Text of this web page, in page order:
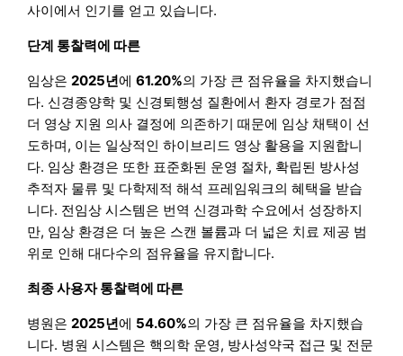
사이에서 인기를 얻고 있습니다.
단계 통찰력에 따른
임상은2025년에61.20%의 가장 큰 점유율을 차지했습니
다. 신경종양학 및 신경퇴행성 질환에서 환자 경로가 점점
더 영상 지원 의사 결정에 의존하기 때문에 임상 채택이 선
도하며, 이는 일상적인 하이브리드 영상 활용을 지원합니
다. 임상 환경은 또한 표준화된 운영 절차, 확립된 방사성
추적자 물류 및 다학제적 해석 프레임워크의 혜택을 받습
니다. 전임상 시스템은 번역 신경과학 수요에서 성장하지
만, 임상 환경은 더 높은 스캔 볼륨과 더 넓은 치료 제공 범
위로 인해 대다수의 점유율을 유지합니다.
최종 사용자 통찰력에 따른
병원은2025년에 54.60%의 가장 큰 점유율을 차지했습
니다. 병원 시스템은 핵의학 운영, 방사성약국 접근 및 전문